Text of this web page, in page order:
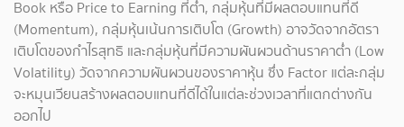
Book หรือ Price to Earning ที่ต่ำ, กลุ่มหุ้นที่มีผลตอบแทนที่ดี
(Momentum), กลุ่มหุ้นเน้นการเติบโต (Growth) อาจวัดจากอัตรา
เติบโตของกำไรสุทธิ และกลุ่มหุ้นที่มีความผันผวนด้านราคาต่ำ (Low
Volatility) วัดจากความผันผวนของราคาหุ้น ซึ่ง Factor แต่ละกลุ่ม
จะหมุนเวียนสร้างผลตอบแทนที่ดีได้ในแต่ละช่วงเวลาที่แตกต่างกัน
ออกไป